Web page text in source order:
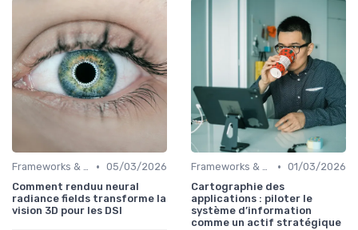
Frameworks & Outils • 05/03/2026
Comment renduu neural
radiance fields transforme la
vision 3D pour les DSI
Frameworks & Outils • 01/03/2026
Cartographie des
applications : piloter le
système d’information
comme un actif stratégique